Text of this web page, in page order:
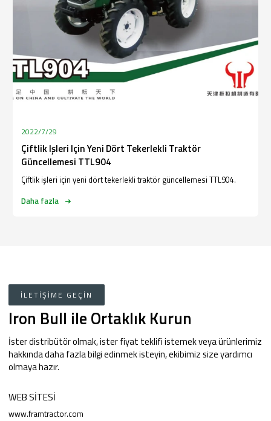
Çiftlik Işleri Için Yeni Dört Tekerlekli Traktör
Güncellemesi TTL904
2022/7/29
Çiftlik işleri için yeni dört tekerlekli traktör güncellemesi TTL904.
Daha fazla
İLETIŞIME GEÇIN
Iron Bull ile Ortaklık Kurun
İster distribütör olmak, ister fiyat teklifi istemek veya ürünlerimiz
hakkında daha fazla bilgi edinmek isteyin, ekibimiz size yardımcı
olmaya hazır.
WEB SITESI
www.framtractor.com